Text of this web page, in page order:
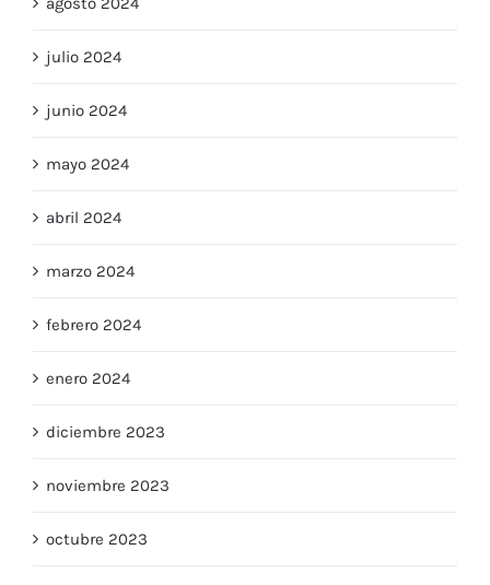
julio 2024
junio 2024
mayo 2024
abril 2024
marzo 2024
febrero 2024
enero 2024
diciembre 2023
noviembre 2023
octubre 2023